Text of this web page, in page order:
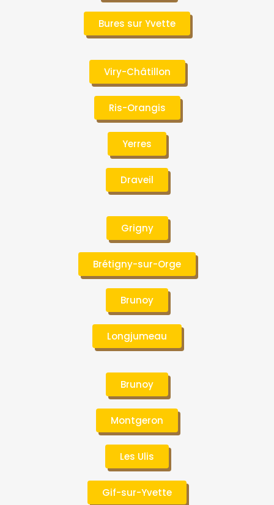
Bures sur Yvette
Viry-Châtillon
Ris-Orangis
Yerres
Draveil
Grigny
Brétigny-sur-Orge
Brunoy
Longjumeau
Brunoy
Montgeron
Les Ulis
Gif-sur-Yvette